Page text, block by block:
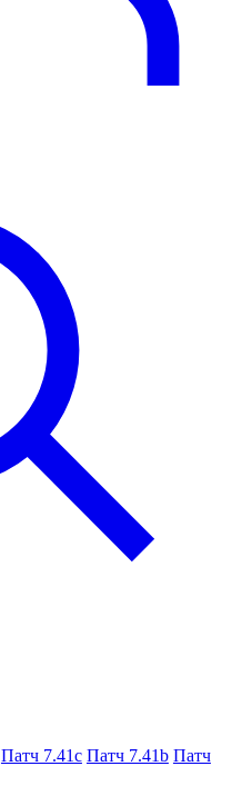
Патч 7.41c Патч 7.41b Патч